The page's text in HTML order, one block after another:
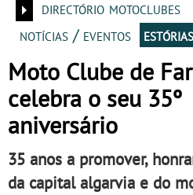
directório motoclubes
notícias / eventos
estórias
Moto Clube de
celebra o seu 35º
aniversário
35 anos a promover,
da capital algarvia e do